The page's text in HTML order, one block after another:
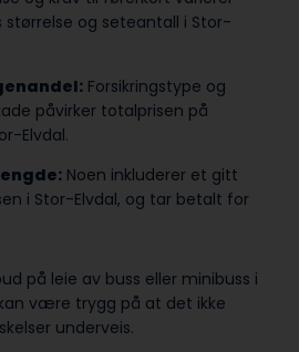
størrelse og seteantall i Stor-
Forsikringstype og
påvirker totalprisen på
Elvdal.
Noen inkluderer et gitt
i Stor-Elvdal, og tar betalt for
på leie av buss eller minibuss i
være trygg på at det ikke
underveis.